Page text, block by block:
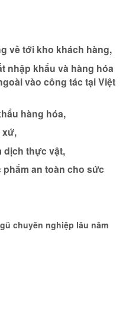
về tới kho khách hàng,
nhập khẩu và hàng hóa
vào công tác tại Việt
hàng hóa,
xứ,
dịch thực vật,
an toàn cho sức
chuyên nghiệp lâu năm